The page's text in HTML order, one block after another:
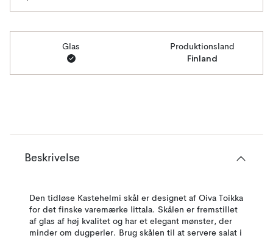
Glas Produktionsland
Finland
Beskrivelse
Den tidløse Kastehelmi skål er designet af Oiva Toikka
for det finske varemærke Iittala. Skålen er fremstillet
af glas af høj kvalitet og har et elegant mønster, der
minder om dugperler. Brug skålen til at servere salat i